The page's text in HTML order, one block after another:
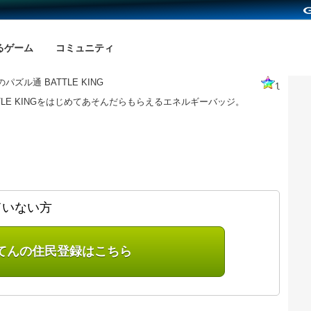
ゲーム コミュニティ
パズル通 BATTLE KING
1
KINGをはじめてあそんだらもらえるエネルギーバッジ。
ない方
んの住民登録はこちら